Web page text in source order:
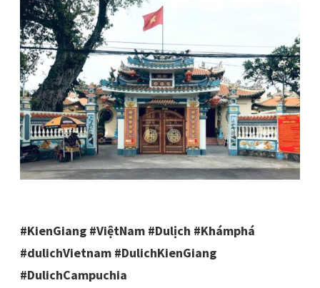
#KienGiang #ViệtNam #Dulịch #Khámphá
#dulichVietnam #DulichKienGiang
#DulichCampuchia